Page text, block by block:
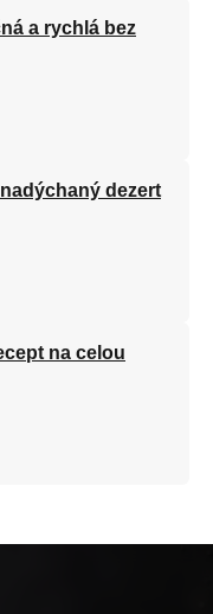
a rychlá bez
dezert
na celou